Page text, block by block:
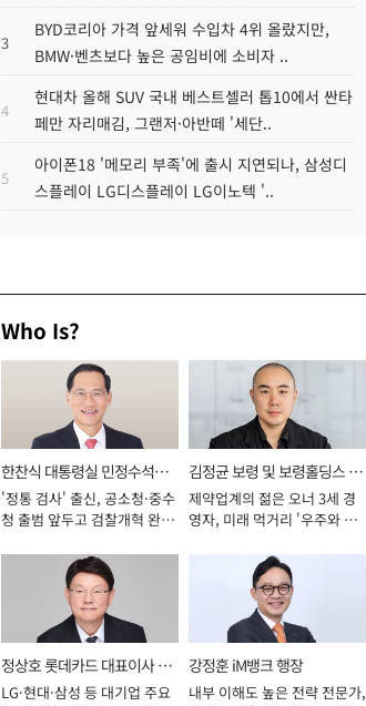
3
BYD코리아 가격 앞세워 수입차 4위 올랐지만,
BMW·벤츠보다 높은 공임비에 소비자 ..
4
현대차 올해 SUV 국내 베스트셀러 톱10에서 싼타
페만 자리매김, 그랜저·아반떼 '세단..
5
아이폰18 '메모리 부족'에 출시 지연되나, 삼성디
스플레이 LG디스플레이 LG이노텍 '..
Who Is?
한찬식 대통령실 민정수석비
서관
'정통 검사' 출신, 공소청·중수
청 출범 앞두고 검찰개혁 완수
김정균 보령 및 보령홀딩스 대
표이사 사장
제약업계의 젊은 오너 3세 경
영자, 미래 먹거리 '우주와 헬
정상호 롯데카드 대표이사 사
장
LG·현대·삼성 등 대기업 주요
강정훈 iM뱅크 행장
내부 이해도 높은 전략 전문가,